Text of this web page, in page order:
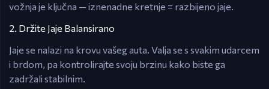
vožnja je ključna — iznenadne kretnje = razbijeno jaje.
2. Držite Jaje Balansirano
Jaje se nalazi na krovu vašeg auta. Valja se s svakim udarcem
i brdom, pa kontrolirajte svoju brzinu kako biste ga
zadržali stabilnim.